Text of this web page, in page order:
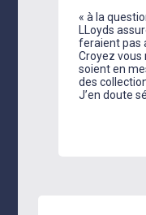
« à la
LLoyds
feraient pas
Croyez vous
soient en
des
J’en doute